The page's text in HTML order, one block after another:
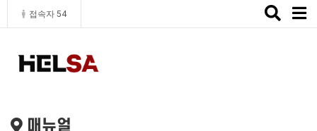
접속자 54
Toggle
매뉴얼